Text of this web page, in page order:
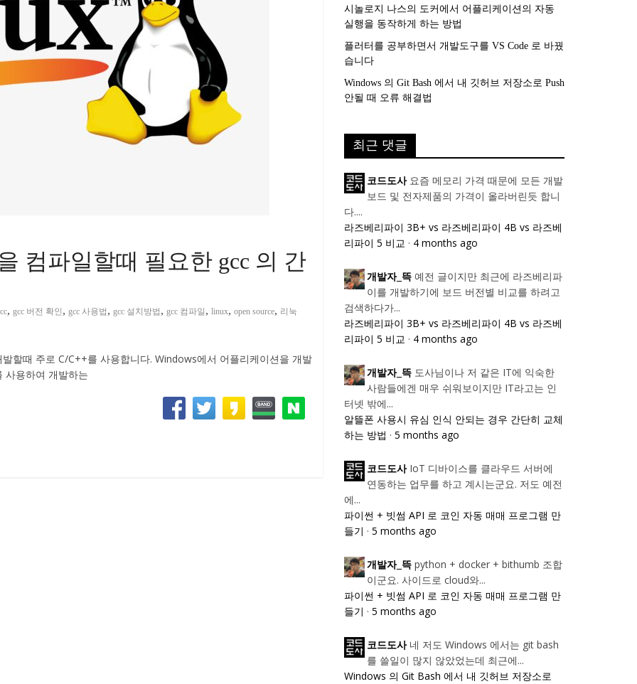
컴파일할때 필요한 gcc 의 간
, gcc 버전 확인 , gcc 사용법 , gcc 설치방법 , gcc 컴파일 , linux, open source, 리눅
할때 주로 C/C++를 사용합니다. Windows에서 어플리케이션을 개발
사용하여 개발하는
시놀로지 나스의 도커에서 어플리케이션의 자동
실행을 동작하게 하는 방법
플러터를 공부하면서 개발도구를 VS Code 로 바꿨
습니다
Windows 의 Git Bash 에서 내 깃허브 저장소로 Push
안될 때 오류 해결법
최근 댓글
코드도사 요즘 메모리 가격 때문에 모든 개발
보드 및 전자제품의 가격이 올라버린듯 합니
다....
라즈베리파이 3B+ vs 라즈베리파이 4B vs 라즈베
리파이 5 비교 · 4 months ago
개발자_뜩 예전 글이지만 최근에 라즈베리파
이를 개발하기에 보드 버전별 비교를 하려고
검색하다가...
라즈베리파이 3B+ vs 라즈베리파이 4B vs 라즈베
리파이 5 비교 · 4 months ago
개발자_뜩 도사님이나 저 같은 IT에 익숙한
사람들에겐 매우 쉬워보이지만 IT라고는 인
터넷 밖에...
알뜰폰 사용시 유심 인식 안되는 경우 간단히 교체
하는 방법 · 5 months ago
코드도사 IoT 디바이스를 클라우드 서버에
연동하는 업무를 하고 계시는군요. 저도 예전
에...
파이썬 + 빗썸 API 로 코인 자동 매매 프로그램 만
들기 · 5 months ago
개발자_뜩 python + docker + bithumb 조합
이군요. 사이드로 cloud와...
파이썬 + 빗썸 API 로 코인 자동 매매 프로그램 만
들기 · 5 months ago
코드도사 네 저도 Windows 에서는 git bash
를 쓸일이 많지 않았었는데 최근에...
Windows 의 Git Bash 에서 내 깃허브 저장소로